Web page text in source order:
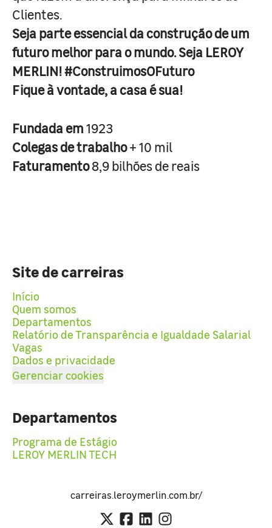
Clientes.
Seja parte essencial da construção de um
futuro melhor para o mundo. Seja LEROY
MERLIN! #ConstruimosOFuturo
Fique à vontade, a casa é sua!
Fundada em1923
Colegas de trabalho+ 10 mil
Faturamento8,9 bilhões de reais
Site de carreiras
Início
Quem somos
Departamentos
Relatório de Transparência e Igualdade Salarial
Vagas
Dados e privacidade
Gerenciar cookies
Departamentos
Programa de Estágio
LEROY MERLIN TECH
carreiras.leroymerlin.com.br/